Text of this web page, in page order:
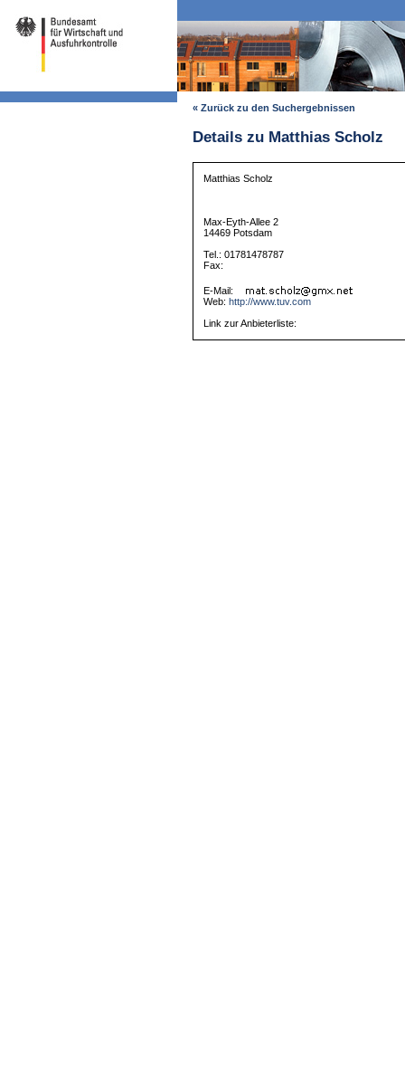
« Zurück zu den Suchergebnissen
Details zu Matthias Scholz
Matthias Scholz
Max-Eyth-Allee 2
14469 Potsdam
Tel.: 01781478787
Fax:
E-Mail:
Web: http://www.tuv.com
Link zur Anbieterliste: